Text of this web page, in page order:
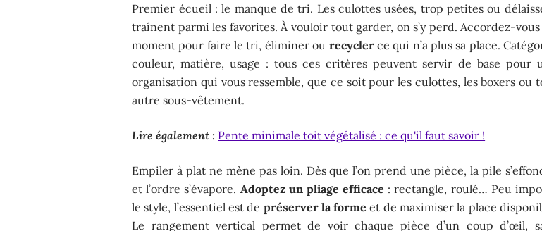
Premier écueil : le manque de tri. Les culottes usées, trop petites ou
traînent parmi les favorites. À vouloir tout garder, on s’y perd. Accordez-
moment pour faire le tri, éliminer ou recyclerce qui n’a plus sa place.
couleur, matière, usage : tous ces critères peuvent servir de base pour
organisation qui vous ressemble, que ce soit pour les culottes, les boxers ou
autre sous-vêtement.
Lire également : Pente minimale toit végétalisé : ce qu'il faut savoir !
Empiler à plat ne mène pas loin. Dès que l’on prend une pièce, la pile
et l’ordre s’évapore. Adoptez un pliage efficace : rectangle, roulé… Peu
le style, l’essentiel est de préserver la forme et de maximiser la place
Le rangement vertical permet de voir chaque pièce d’un coup d’œil,